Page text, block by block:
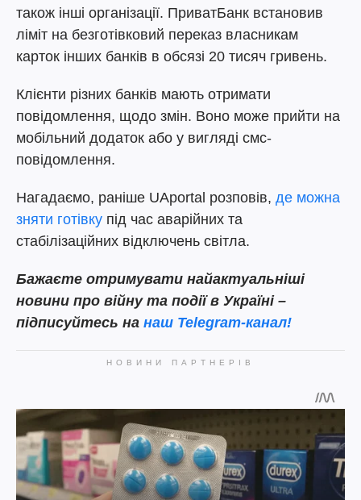
також інші організації. ПриватБанк встановив
ліміт на безготівковий переказ власникам
карток інших банків в обсязі 20 тисяч гривень.
Клієнти різних банків мають отримати
повідомлення, щодо змін. Воно може прийти на
мобільний додаток або у вигляді смс-
повідомлення.
Нагадаємо, раніше UAportal розповів, де можна
зняти готівку під час аварійних та
стабілізаційних відключень світла.
Бажаєте отримувати найактуальніші
новини про війну та події в Україні –
підписуйтесь на наш Telegram-канал!